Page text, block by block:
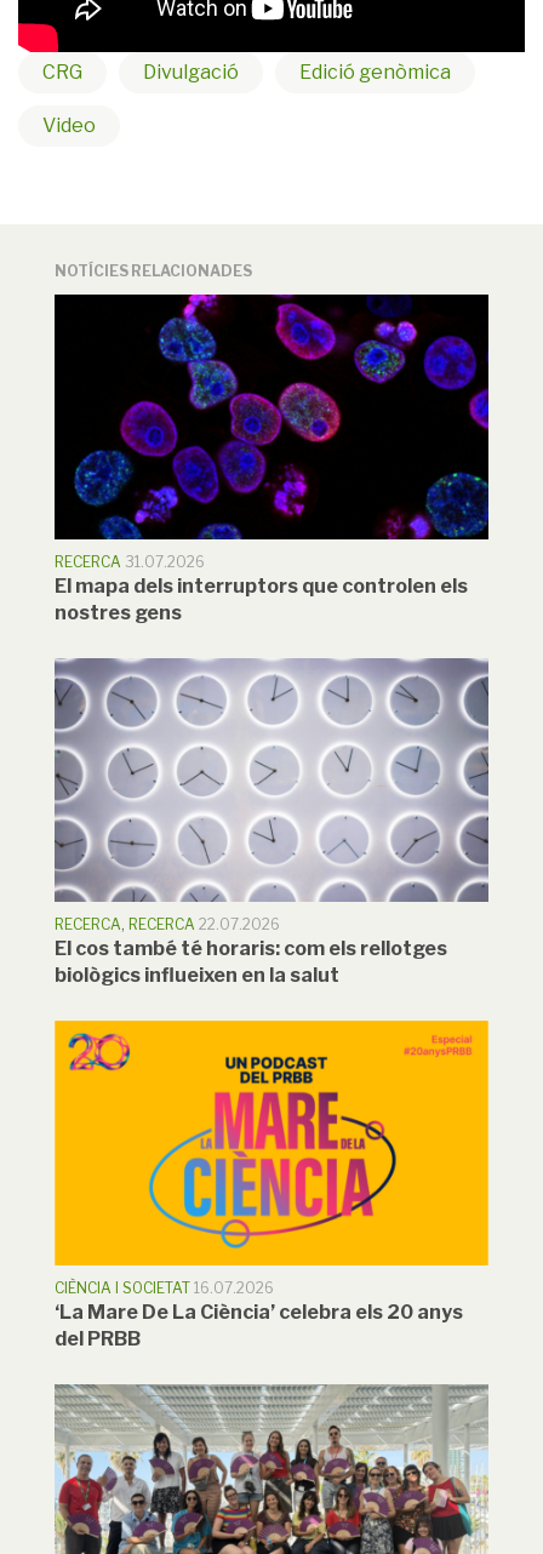
CRG Divulgació Edició genòmica
Video
NOTÍCIES RELACIONADES
RECERCA 31.07.2026
El mapa dels interruptors que controlen els
nostres gens
RECERCA, RECERCA 22.07.2026
El cos també té horaris: com els rellotges
biològics influeixen en la salut
CIÈNCIA I SOCIETAT 16.07.2026
‘La Mare De La Ciència’ celebra els 20 anys
del PRBB